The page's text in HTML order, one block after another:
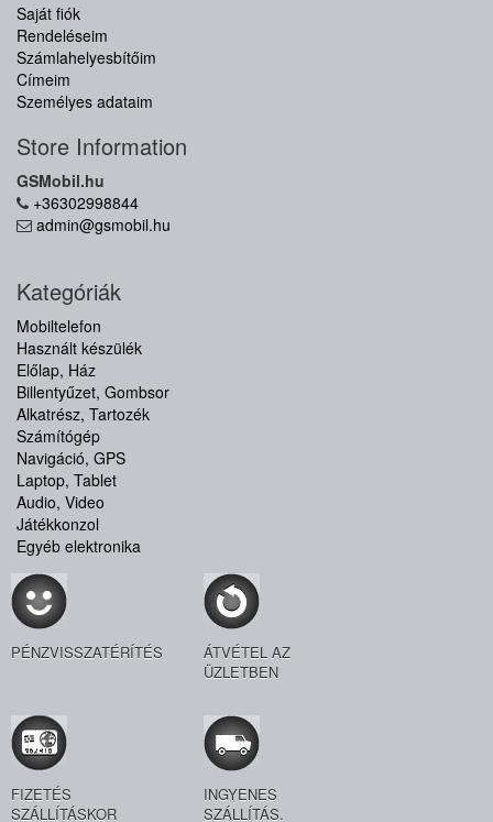
Saját fiók
Rendeléseim
Számlahelyesbítőim
Címeim
Személyes adataim
Store Information
GSMobil.hu
+36302998844
admin@gsmobil.hu
Kategóriák
Mobiltelefon
Használt készülék
Előlap, Ház
Billentyűzet, Gombsor
Alkatrész, Tartozék
Számítógép
Navigáció, GPS
Laptop, Tablet
Audio, Video
Játékkonzol
Egyéb elektronika
PÉNZVISSZATÉRÍTÉS
ÁTVÉTEL AZ
ÜZLETBEN
FIZETÉS
SZÁLLÍTÁSKOR
INGYENES
SZÁLLÍTÁS.